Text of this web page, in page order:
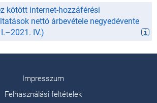
kötött internet-hozzáférési
nettó árbevétele negyedévente
–2021. IV.)
Impresszum
Felhasználási feltételek